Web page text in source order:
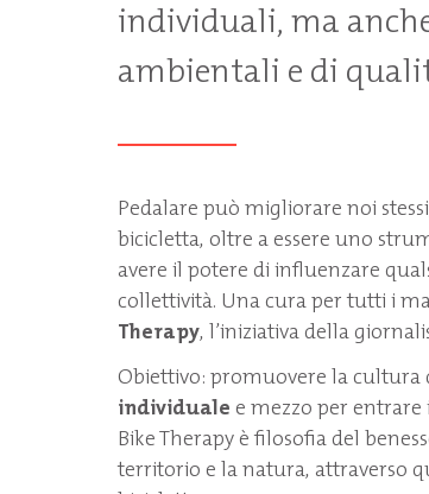
individuali, ma
ambientali e di
Pedalare può migliorare noi
bicicletta, oltre a essere uno
avere il potere di influenzare
collettività. Una cura per tutti i
Therapy, l’iniziativa della
Obiettivo: promuovere la cultura
individuale e mezzo per entrare
Bike Therapy è filosofia del
territorio e la natura, attraverso